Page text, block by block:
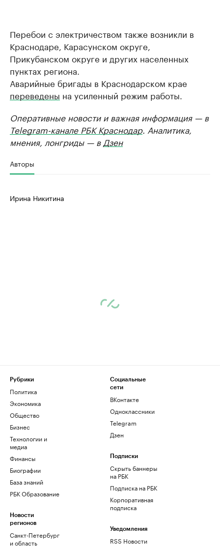
Перебои с электричеством также возникли в
Краснодаре, Карасунском округе,
Прикубанском округе и других населенных
пунктах региона.
Аварийные бригады в Краснодарском крае
переведены на усиленный режим работы.
Оперативные новости и важная информация — в
Telegram-канале РБК Краснодар. Аналитика,
мнения, лонгриды — в Дзен
Авторы
Ирина Никитина
Рубрики
Политика
Экономика
Общество
Бизнес
Технологии и
медиа
Финансы
Биографии
База знаний
РБК Образование
Новости
регионов
Санкт-Петербург
и область
Социальные
сети
ВКонтакте
Одноклассники
Telegram
Дзен
Подписки
Скрыть баннеры
на РБК
Подписка на РБК
Корпоративная
подписка
Уведомления
RSS Новости